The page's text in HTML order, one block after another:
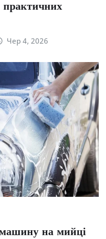
практичних
Чер 4, 2026
на мийці